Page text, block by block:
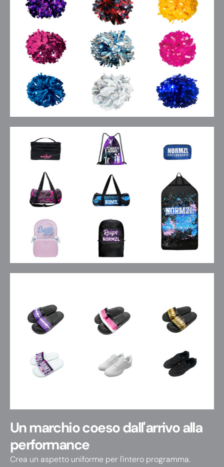
Un marchio coeso dall'arrivo alla
performance
Crea un aspetto uniforme per l'intero programma.